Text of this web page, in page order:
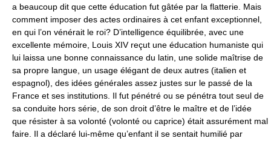
a beaucoup dit que cette éducation fut gâtée par la flatterie. Mais
comment imposer des actes ordinaires à cet enfant exceptionnel,
en qui l’on vénérait le roi? D’intelligence équilibrée, avec une
excellente mémoire, Louis XIV reçut une éducation humaniste qui
lui laissa une bonne connaissance du latin, une solide maîtrise de
sa propre langue, un usage élégant de deux autres (italien et
espagnol), des idées générales assez justes sur le passé de la
France et ses institutions. Il fut pénétré ou se pénétra tout seul de
sa conduite hors série, de son droit d’être le maître et de l’idée
que résister à sa volonté (volonté ou caprice) était assurément mal
faire. Il a déclaré lui-même qu’enfant il se sentait humilié par